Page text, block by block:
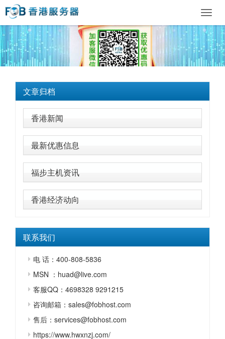
文章归档
香港新闻
最新优惠信息
福步主机资讯
香港经济动向
联系我们
电 话：400-808-5836
MSN ：huad@live.com
客服QQ：4698328 9291215
咨询邮箱：sales@fobhost.com
售后：services@fobhost.com
https://www.hwxnzj.com/